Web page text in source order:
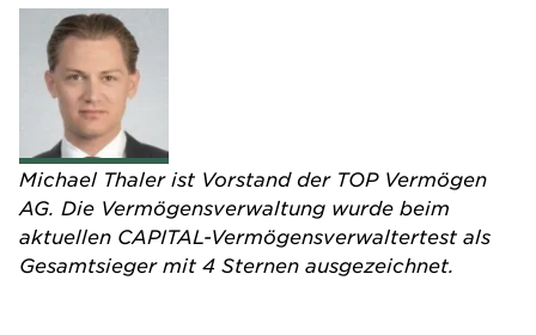
Michael Thaler ist Vorstand der TOP Vermögen
AG. Die Vermögensverwaltung wurde beim
aktuellen CAPITAL-Vermögensverwaltertest als
Gesamtsieger mit 4 Sternen ausgezeichnet.